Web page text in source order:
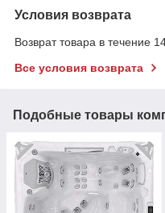
Условия возврата
Возврат товара в течение
Все условия возврата
Подобные товары